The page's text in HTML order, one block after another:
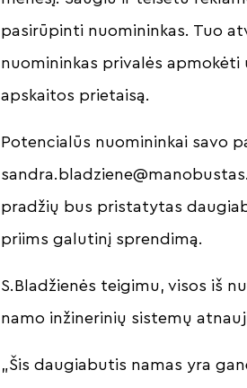
pasirūpinti nuomininkas. Tuo
nuomininkas privalės
apskaitos prietaisą.
Potencialūs nuomininkai savo
pradžių bus pristatytas
priims galutinį sprendimą.
S.Bladžienės teigimu, visos iš
namo inžinerinių sistemų
„Šis daugiabutis namas yra